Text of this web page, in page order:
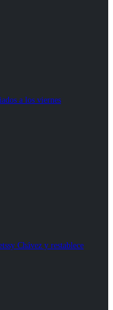
a los viernes
Chávez y restablece